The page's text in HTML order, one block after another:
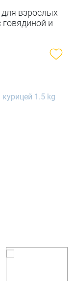
для взрослых
и